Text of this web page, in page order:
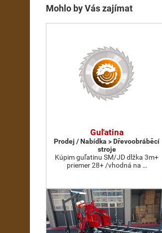
Mohlo by Vás zajímat
Guľatina
Prodej / Nabídka > Dřevoobráběcí
stroje
Kúpim guľatinu SM/JD dlžka 3m+
priemer 28+ /vhodná na …